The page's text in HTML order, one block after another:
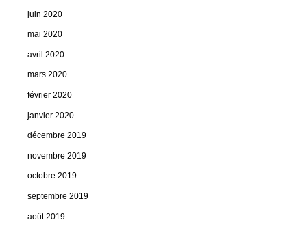
juin 2020
mai 2020
avril 2020
mars 2020
février 2020
janvier 2020
décembre 2019
novembre 2019
octobre 2019
septembre 2019
août 2019